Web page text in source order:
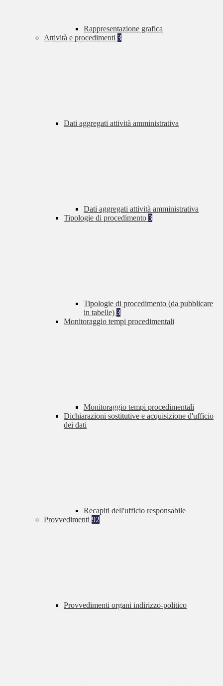
Rappresentazione grafica
Attività e procedimenti 3
Dati aggregati attività amministrativa
Dati aggregati attività amministrativa
Tipologie di procedimento 3
Tipologie di procedimento (da pubblicare
in tabelle) 3
Monitoraggio tempi procedimentali
Monitoraggio tempi procedimentali
Dichiarazioni sostitutive e acquisizione d'ufficio
dei dati
Recapiti dell'ufficio responsabile
Provvedimenti 92
Provvedimenti organi indirizzo-politico